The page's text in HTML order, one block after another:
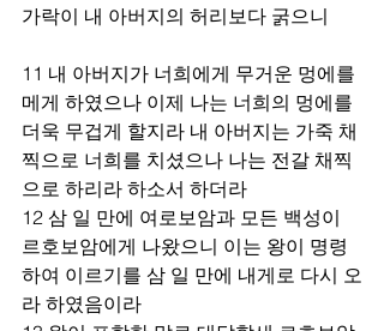
가락이 내 아버지의 허리보다 굵으니
11 내 아버지가 너희에게 무거운 멍에를
메게 하였으나 이제 나는 너희의 멍에를
더욱 무겁게 할지라 내 아버지는 가죽 채
찍으로 너희를 치셨으나 나는 전갈 채찍
으로 하리라 하소서 하더라
12 삼 일 만에 여로보암과 모든 백성이
르호보암에게 나왔으니 이는 왕이 명령
하여 이르기를 삼 일 만에 내게로 다시 오
라 하였음이라